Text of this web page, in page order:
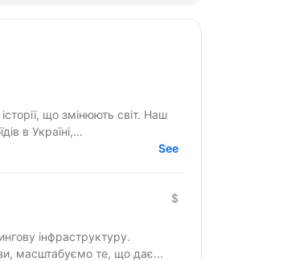
що змінюють світ. Наш
в Україні,...
See
$
інфраструктуру.
масштабуємо те, що дає...